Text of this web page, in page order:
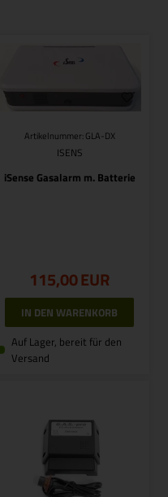
Artikelnummer: GLA-DX
ISENS
iSense Gasalarm m. Batterie
115,00EUR
Auf Lager, bereit für den
Versand